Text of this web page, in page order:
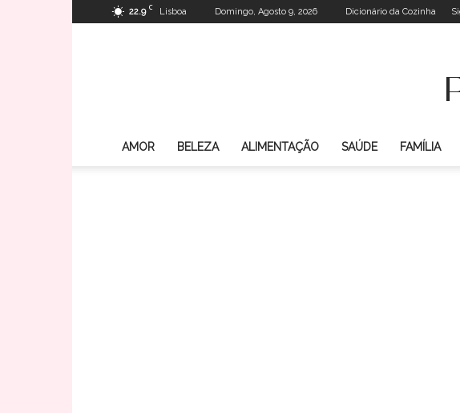
22.9 C Lisboa Domingo, Agosto 9, 2026 Dicionário da Cozinha
AMOR BELEZA ALIMENTAÇÃO SAÚDE FAMÍLIA